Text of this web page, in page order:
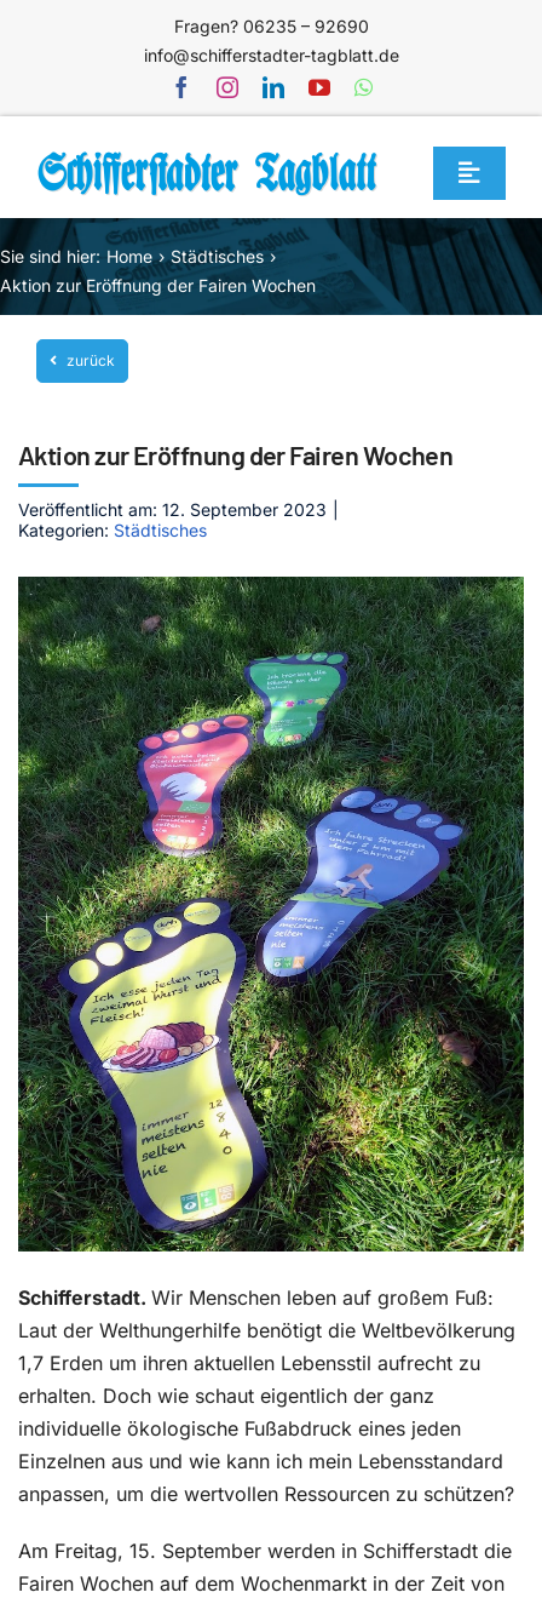
Fragen? 06235 – 92690
info@schifferstadter-tagblatt.de
Toggle
Home
Themen
Blog
Unternehmen
Mediathek
Jetzt abonnieren
Kontakt
Sie sind hier: Home
Städtisches
Aktion zur Eröffnung der Fairen Wochen
zurück
Aktion zur Eröffnung der Fairen Wochen
Veröffentlicht am: 12. September 2023
Kategorien: Städtisches
Schifferstadt. Wir Menschen leben auf großem Fuß:
Laut der Welthungerhilfe benötigt die Weltbevölkerung
1,7 Erden um ihren aktuellen Lebensstil aufrecht zu
erhalten. Doch wie schaut eigentlich der ganz
individuelle ökologische Fußabdruck eines jeden
Einzelnen aus und wie kann ich mein Lebensstandard
anpassen, um die wertvollen Ressourcen zu schützen?
Am Freitag, 15. September werden in Schifferstadt die
Fairen Wochen auf dem Wochenmarkt in der Zeit von